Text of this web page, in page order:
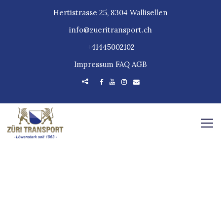
Hertistrasse 25, 8304 Wallisellen
info@zueritransport.ch
+41445002102
Impressum FAQ AGB